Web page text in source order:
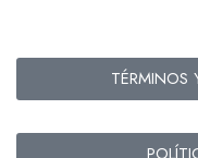
TÉRMINOS